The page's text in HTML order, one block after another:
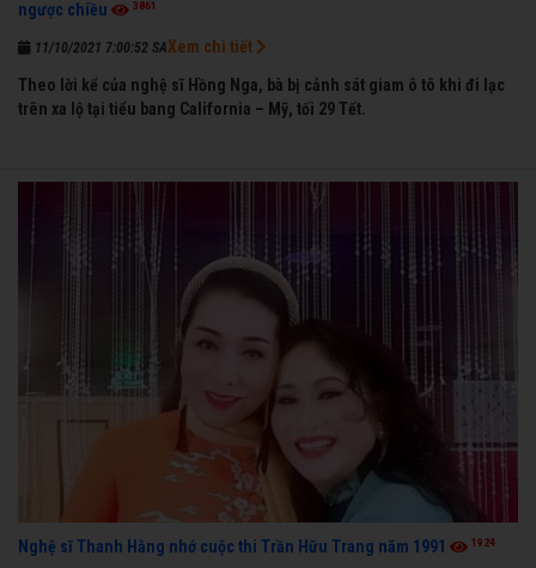
ngược chiều
3861
11/10/2021 7:00:52 SA
Theo lời kể của nghệ sĩ Hồng Nga, bà bị cảnh sát giam ô tô khi đi lạc
trên xa lộ tại tiểu bang California – Mỹ, tối 29 Tết.
Xem chi tiết
Nghệ sĩ Thanh Hằng nhớ cuộc thi Trần Hữu Trang năm 1991 1924